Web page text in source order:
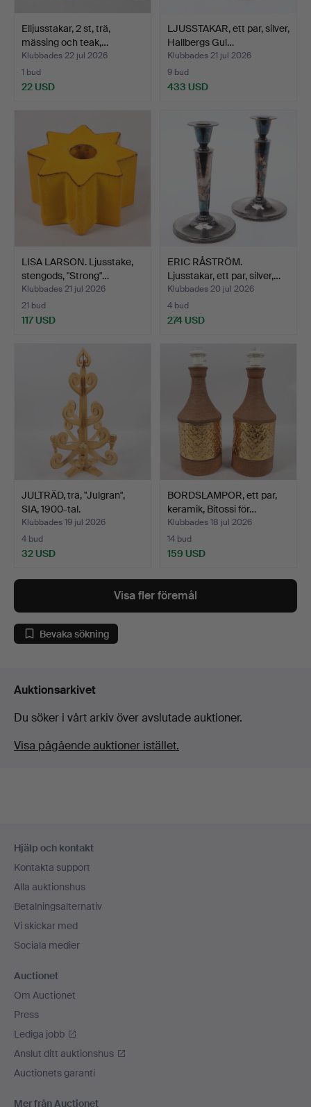
Elljusstakar, 2 st, trä,
mässing och teak,…
Klubbades 22 jul 2026
1 bud
22 USD
LJUSSTAKAR, ett par, silver,
Hallbergs Gul…
Klubbades 21 jul 2026
9 bud
433 USD
LISA LARSON. Ljusstake,
stengods, "Strong"…
Klubbades 21 jul 2026
21 bud
117 USD
ERIC RÅSTRÖM.
Ljusstakar, ett par, silver,…
Klubbades 20 jul 2026
4 bud
274 USD
JULTRÄD, trä, "Julgran",
SIA, 1900-tal.
Klubbades 19 jul 2026
4 bud
32 USD
BORDSLAMPOR, ett par,
keramik, Bitossi för…
Klubbades 18 jul 2026
14 bud
159 USD
Visa fler föremål
Bevaka sökning
Auktionsarkivet
Du söker i vårt arkiv över avslutade auktioner.
Visa pågående auktioner istället.
Hjälp och kontakt
Kontakta support
Alla auktionshus
Betalningsalternativ
Vi skickar med
Sociala medier
Auctionet
Om Auctionet
Press
Lediga jobb
Anslut ditt auktionshus
Auctionets garanti
Mer från Auctionet